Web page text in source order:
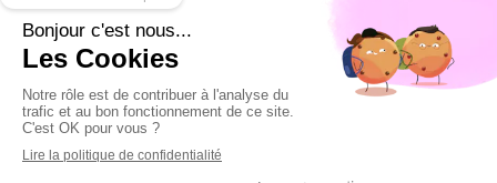
©2020 MAGIE DU VOYAGE - TOURISME
Plan du site
Mentions légales